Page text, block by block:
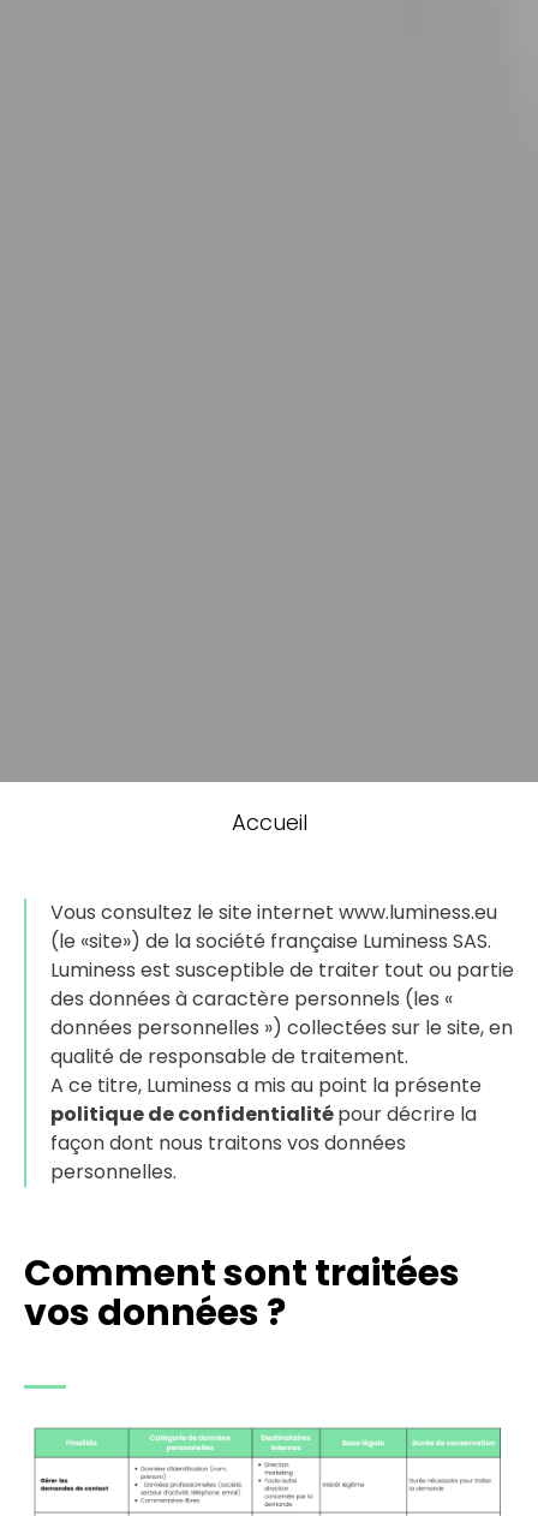
Accueil
Vous consultez le site internet www.luminess.eu
(le «site») de la société française Luminess SAS.
Luminess est susceptible de traiter tout ou partie
des données à caractère personnels (les «
données personnelles ») collectées sur le site, en
qualité de responsable de traitement.
A ce titre, Luminess a mis au point la présente
politique de confidentialitépour décrire la
façon dont nous traitons vos données
personnelles.
Comment sont traitées
vos données ?